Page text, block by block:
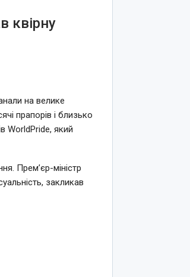
квірну
на велике
прапорів і близько
WorldPride, який
Прем’єр-міністр
закликав